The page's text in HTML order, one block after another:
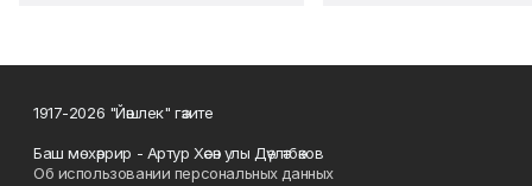
1917-2026 "Йәшлек" гәзите
Баш мөхәррир - Артур Хәсән улы Дәүләтбәков
Об использовании персональных данных